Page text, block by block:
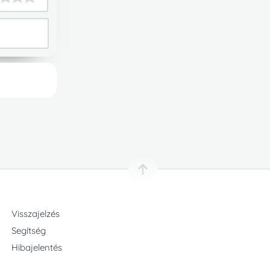
Visszajelzés
Segítség
Hibajelentés
a
a